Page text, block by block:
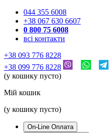
044 355 6008
+38 067 630 6607
0 800 75 6008
всі контакти
+38 093 776 8228
+38 099 776 8228
(у кошику пусто)
Мій кошик
(у кошику пусто)
On-Line Оплата